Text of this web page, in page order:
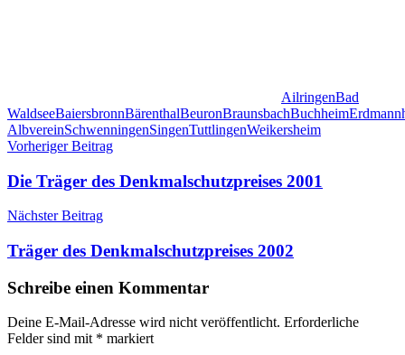
AilringenBad
WaldseeBaiersbronnBärenthalBeuronBraunsbachBuchheim
AlbvereinSchwenningenSingenTuttlingenWeikersheim
Beitragsnavigation
Vorheriger Beitrag
Die Träger des Denkmalschutzpreises 2001
Nächster Beitrag
Träger des Denkmalschutzpreises 2002
Schreibe einen Kommentar
Deine E-Mail-Adresse wird nicht veröffentlicht. Erforderliche
Felder sind mit * markiert